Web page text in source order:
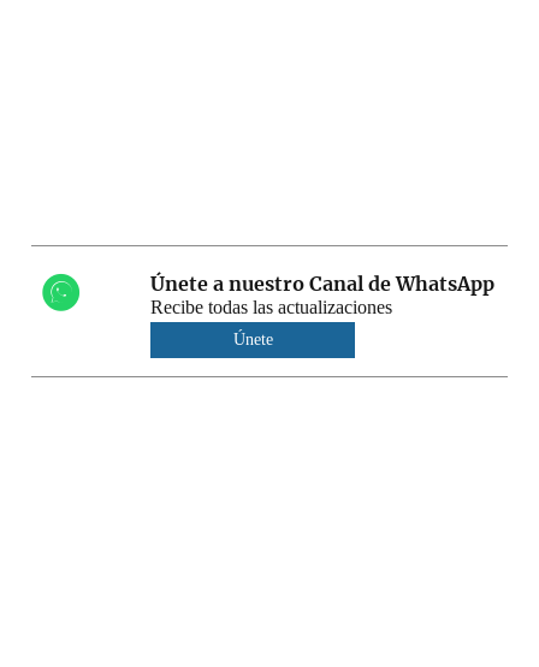
Únete a nuestro Canal de WhatsApp
Recibe todas las actualizaciones
Únete